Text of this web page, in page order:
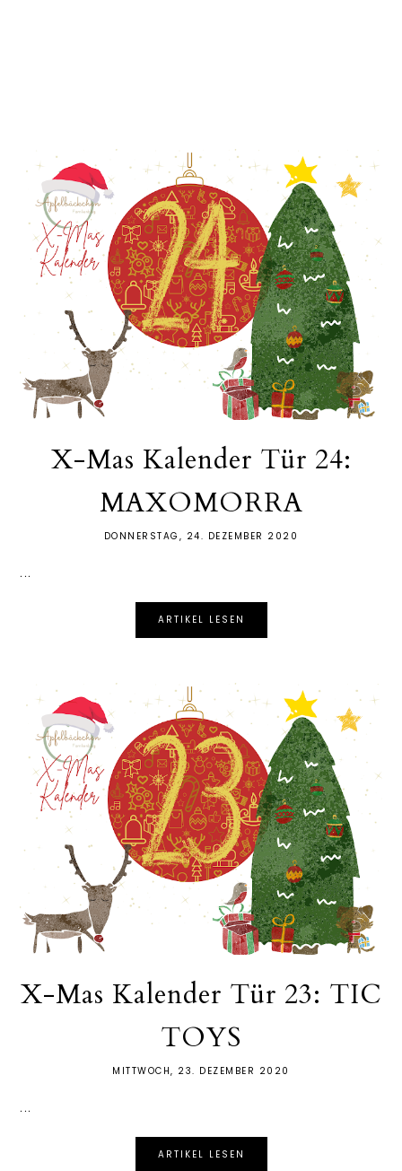
X-Mas Kalender Tür 24:
MAXOMORRA
DONNERSTAG, 24. DEZEMBER 2020
...
ARTIKEL LESEN
X-Mas Kalender Tür 23: TIC
TOYS
MITTWOCH, 23. DEZEMBER 2020
...
ARTIKEL LESEN